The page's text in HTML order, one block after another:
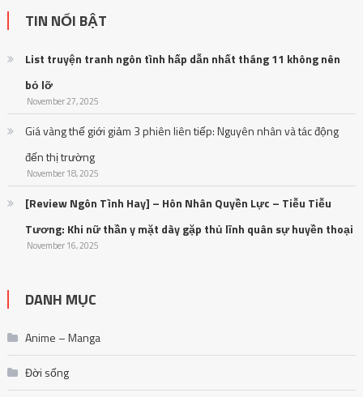
TIN NỔI BẬT
List truyện tranh ngôn tình hấp dẫn nhất tháng 11 không nên
bỏ lỡ
November 27, 2025
Giá vàng thế giới giảm 3 phiên liên tiếp: Nguyên nhân và tác động
đến thị trường
November 18, 2025
[Review Ngôn Tình Hay] – Hôn Nhân Quyền Lực – Tiễu Tiễu
Tương: Khi nữ thần y mặt dày gặp thủ lĩnh quân sự huyền thoại
November 16, 2025
DANH MỤC
Anime – Manga
Đời sống